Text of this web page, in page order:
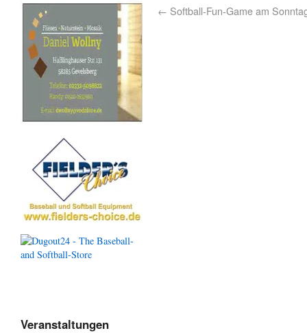
← Softball-Fun-Game am
Veranstaltungen